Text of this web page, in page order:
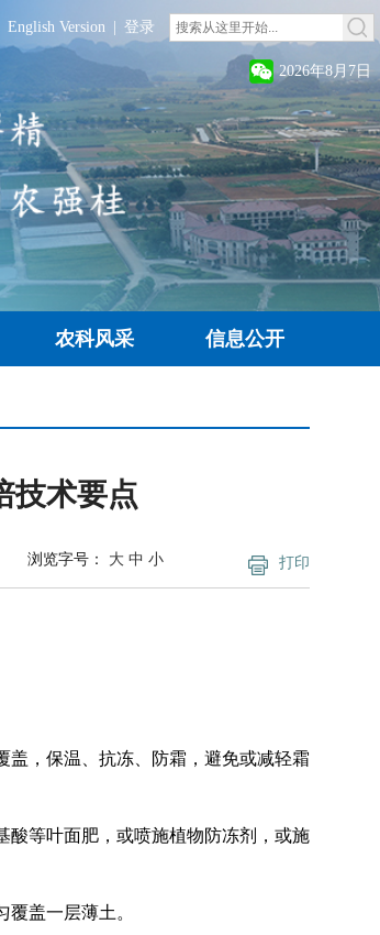
English Version 登录
2026年8月7日
农科风采 信息公开
技术要点
打印
浏览字号： 大 中 小
盖，保温、抗冻、防霜，避免或减轻霜
酸等叶面肥，或喷施植物防冻剂，或施
盖一层薄土。